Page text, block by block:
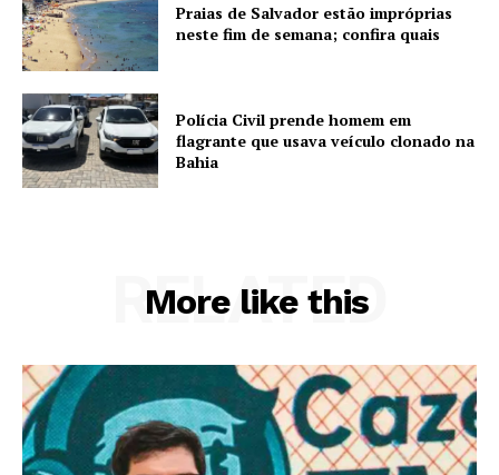
Praias de Salvador estão impróprias
neste fim de semana; confira quais
Polícia Civil prende homem em
flagrante que usava veículo clonado na
Bahia
More like this
RELATED